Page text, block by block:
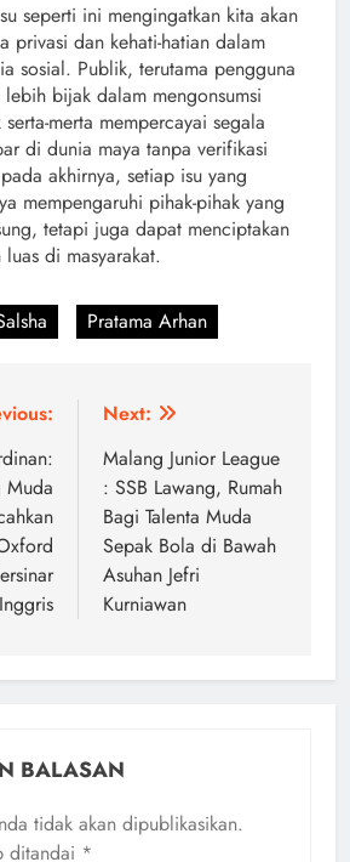
seperti ini mengingatkan kita akan
privasi dan kehati-hatian dalam
sosial. Publik, terutama pengguna
bijak dalam mengonsumsi
merta mempercayai segala
di dunia maya tanpa verifikasi
akhirnya, setiap isu yang
mempengaruhi pihak-pihak yang
tetapi juga dapat menciptakan
di masyarakat.
Pratama Arhan
Muda
Next:
Malang Junior League
: SSB Lawang, Rumah
Bagi Talenta Muda
Sepak Bola di Bawah
Asuhan Jefri
Kurniawan
BALASAN
tidak akan dipublikasikan.
ditandai *